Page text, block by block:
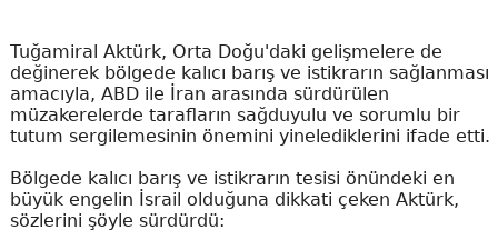
Tuğamiral Aktürk, Orta Doğu'daki gelişmelere de
değinerek bölgede kalıcı barış ve istikrarın sağlanması
amacıyla, ABD ile İran arasında sürdürülen
müzakerelerde tarafların sağduyulu ve sorumlu bir
tutum sergilemesinin önemini yinelediklerini ifade etti.
Bölgede kalıcı barış ve istikrarın tesisi önündeki en
büyük engelin İsrail olduğuna dikkati çeken Aktürk,
sözlerini şöyle sürdürdü: